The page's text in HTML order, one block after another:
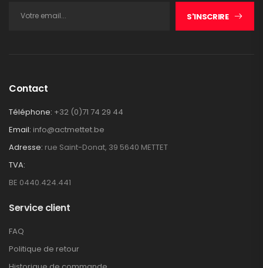
S'INSCRIRE
Contact
Téléphone: +32 (0)71 74 29 44
Email: info@actmettet.be
Adresse: rue Saint-Donat, 39 5640 METTET
TVA:
BE 0440.424.441
Service client
FAQ
Politique de retour